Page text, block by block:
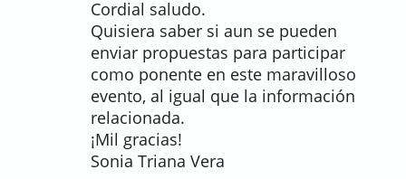
Cordial saludo.
Quisiera saber si aun se pueden
enviar propuestas para participar
como ponente en este maravilloso
evento, al igual que la información
relacionada.
¡Mil gracias!
Sonia Triana Vera